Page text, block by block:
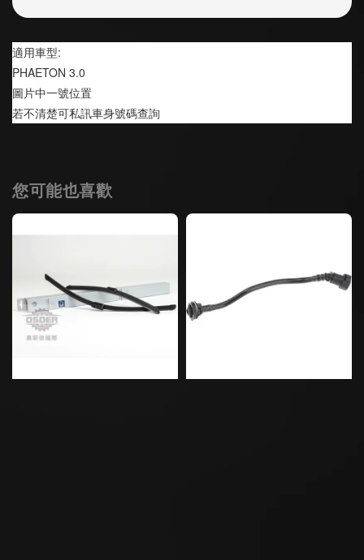
適用車型:
PHAETON 3.0
圖片中一號位置
若不清楚可私訊車身號碼查詢
您可能也喜歡